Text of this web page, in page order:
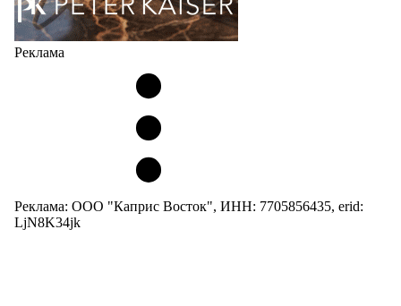
Реклама
Реклама: ООО "Каприс Восток", ИНН: 7705856435, erid:
LjN8K34jk